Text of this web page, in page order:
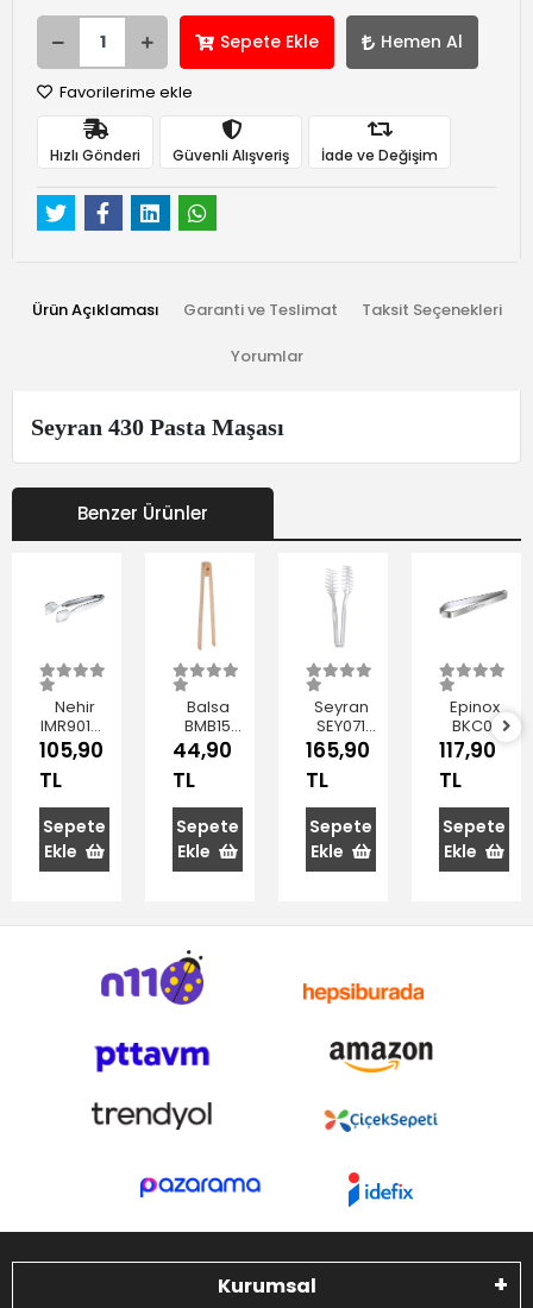
Sepete Ekle Hemen Al
Favorilerime ekle
Hızlı Gönderi Güvenli Alışveriş İade ve Değişim
Ürün Açıklaması Garanti ve Teslimat Taksit Seçenekleri
Yorumlar
Seyran 430 Pasta Maşası
Benzer Ürünler
Nehir
IMR90128
Şeker
Maşası
105,90
TL
Sepete
Ekle
Balsa
BMB15
Kahverengi
Bambu
Maşa
30x6 cm
44,90
TL
Sepete
Ekle
Seyran
SEY071
Makarna
Maşası
165,90
TL
Sepete
Ekle
Epinox
BKC01
Çelik
Balık
Kılçığı
Cımbızı
12 cm
117,90
TL
Sepete
Ekle
Kurumsal